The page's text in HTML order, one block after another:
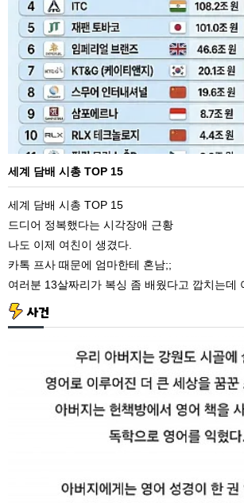
TOP
15
세계 담배 시총 TOP 15
세계 담배 시총 TOP 15
드디어 정복했다는 시각장애 근황
나도 이제 여친이 생겼다.
카톡 프사 때문에 엄마한테 혼남;;
여러분 13살짜리가 복싱 좀 배웠다고 깝치는데
사건